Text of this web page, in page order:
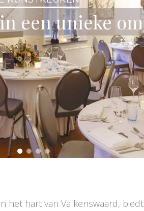
een unieke
het hart van Valkenswaard,